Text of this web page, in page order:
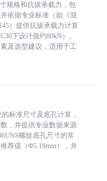
规格和抗拔承载力，包
依据专业标准（如《混
）提供抗拔承载力计算
下设计值约80kN）。
及选型建议，适用于工
标准尺寸及底孔计算，
，并提供专业数据来源
螺纹底孔尺寸的常
荐值（Φ5.18mm），并